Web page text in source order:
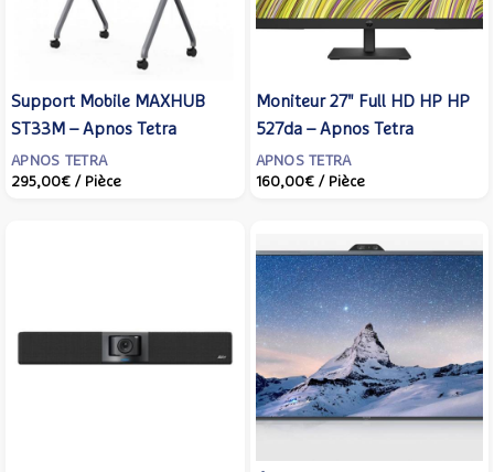
Support Mobile MAXHUB
ST33M – Apnos Tetra
APNOS TETRA
295,00€ / Pièce
Moniteur 27" Full HD HP HP
527da – Apnos Tetra
APNOS TETRA
160,00€ / Pièce